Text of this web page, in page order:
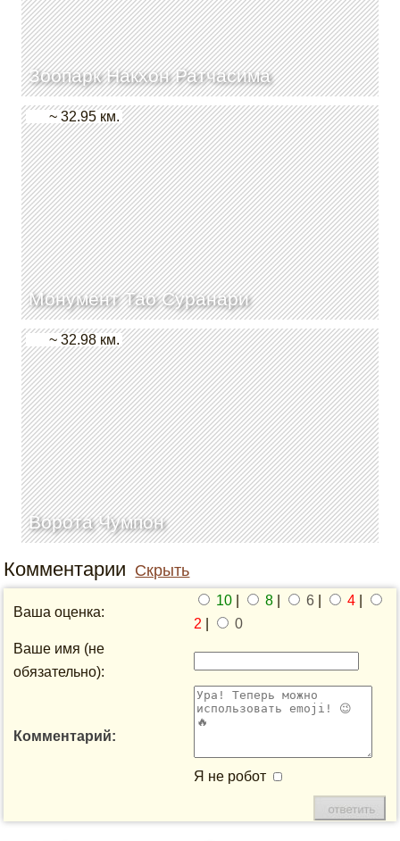
Зоопарк Накхон Ратчасима
Монумент Тао Суранари
~ 32.95 км.
Ворота Чумпон
~ 32.98 км.
Комментарии Скрыть
Ваша оценка:
10 8 6 4
2
0
Ваше имя (не
обязательно):
Комментарий:
Я не робот